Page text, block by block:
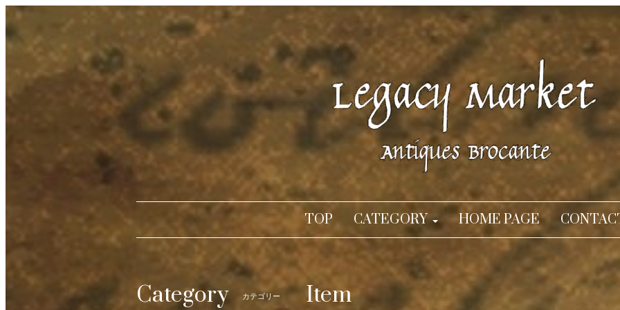
TOP CATEGORY HOME PAGE
Item
Category カテゴリー